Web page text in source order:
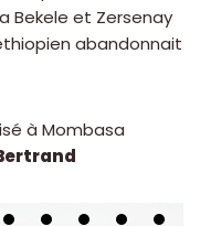
Bekele et Zersenay
abandonnait
à Mombasa